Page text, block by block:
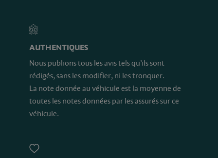
AUTHENTIQUES
Nous publions tous les avis tels qu’ils sont
rédigés, sans les modifier, ni les tronquer.
La note donnée au véhicule est la moyenne de
toutes les notes données par les assurés sur ce
véhicule.